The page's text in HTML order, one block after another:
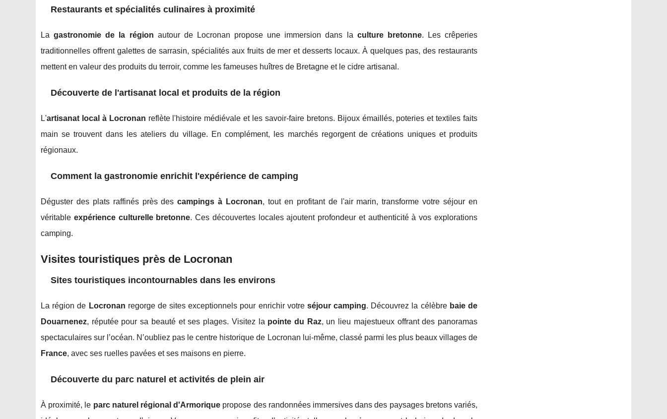
Restaurants et spécialités culinaires à proximité
Lagastronomie de la région autour de Locronan propose une immersion dans la culture bretonne. Les crêperies
traditionnelles offrent galettes de sarrasin, spécialités aux fruits de mer et desserts locaux. À quelques pas, des restaurants
mettent en valeur des produits du terroir, comme les fameuses huîtres de Bretagne et le cidre artisanal.
Découverte de l'artisanat local et produits de la région
L'artisanat local à Locronan reflète l'histoire médiévale et les savoir-faire bretons. Bijoux émaillés, poteries et textiles faits
main se trouvent dans les ateliers du village. En complément, les marchés regorgent de créations uniques et produits
régionaux.
Comment la gastronomie enrichit l'expérience de camping
Déguster des plats raffinés près descampings à Locronan, tout en profitant de l'air marin, transforme votre séjour en
véritable expérience culturelle bretonne. Ces découvertes locales ajoutent profondeur et authenticité à vos explorations
camping.
Visites touristiques près de Locronan
Sites touristiques incontournables dans les environs
La région de Locronan regorge de sites exceptionnels pour enrichir votre séjour camping. Découvrez la célèbre baie de
Douarnenez, réputée pour sa beauté et ses plages. Visitez la pointe du Raz, un lieu majestueux offrant des panoramas
spectaculaires sur l’océan. N’oubliez pas le centre historique de Locronan lui-même, classé parmi les plus beaux villages de
France, avec ses ruelles pavées et ses maisons en pierre.
Découverte du parc naturel et activités de plein air
À proximité, le parc naturel régional d'Armorique propose des randonnées immersives dans des paysages bretons variés,